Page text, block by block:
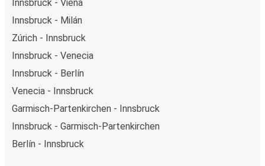
Innsbruck - Viena
Innsbruck - Milán
Zúrich - Innsbruck
Innsbruck - Venecia
Innsbruck - Berlín
Venecia - Innsbruck
Garmisch-Partenkirchen - Innsbruck
Innsbruck - Garmisch-Partenkirchen
Berlín - Innsbruck